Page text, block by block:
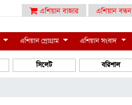
এশিয়ান বাজার এশিয়ান বন্ধন
এশিয়ান প্রোগ্রাম এশিয়ান সংবাদ
সিলেট বরিশাল